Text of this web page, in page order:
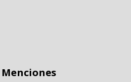
Menciones